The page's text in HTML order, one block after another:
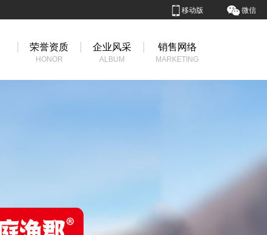
移动版 微信
荣誉资质
HONOR
企业风采
ALBUM
销售网络
MARKETING